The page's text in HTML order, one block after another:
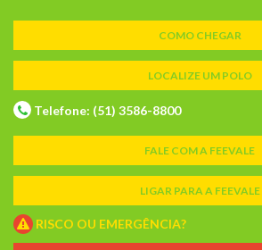
COMO CHEGAR
LOCALIZE UM POLO
Telefone: (51) 3586-8800
FALE COM A FEEVALE
LIGAR PARA A FEEVALE
RISCO OU EMERGÊNCIA?